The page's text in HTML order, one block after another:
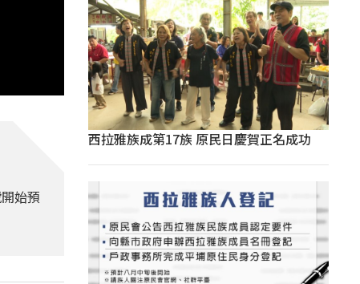
始預
西拉雅族成第17族 原民日慶賀正名成功